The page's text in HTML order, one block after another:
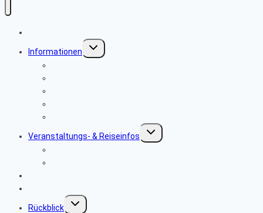
Informationen
Untermenü
umschalten
Veranstaltungs- & Reiseinfos
Untermenü
umschalten
Rückblick
Untermenü
umschalten